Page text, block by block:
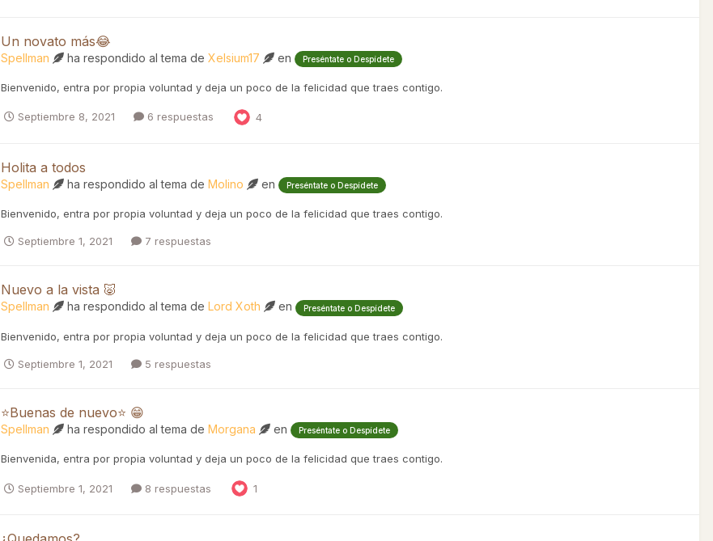
Un novato más😂
Spellman ha respondido al tema de Xelsium17 en Preséntate o Despídete
Bienvenido, entra por propia voluntad y deja un poco de la felicidad que traes contigo.
Septiembre 8, 2021 6 respuestas 4
Holita a todos
Spellman ha respondido al tema de Molino en Preséntate o Despídete
Bienvenido, entra por propia voluntad y deja un poco de la felicidad que traes contigo.
Septiembre 1, 2021 7 respuestas
Nuevo a la vista 🐷
Spellman ha respondido al tema de Lord Xoth en Preséntate o Despídete
Bienvenido, entra por propia voluntad y deja un poco de la felicidad que traes contigo.
Septiembre 1, 2021 5 respuestas
⭐Buenas de nuevo⭐ 😁
Spellman ha respondido al tema de Morgana en Preséntate o Despídete
Bienvenida, entra por propia voluntad y deja un poco de la felicidad que traes contigo.
Septiembre 1, 2021 8 respuestas 1